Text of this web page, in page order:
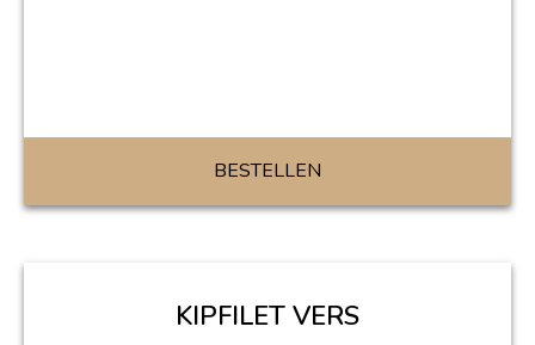
BESTELLEN
KIPFILET VERS